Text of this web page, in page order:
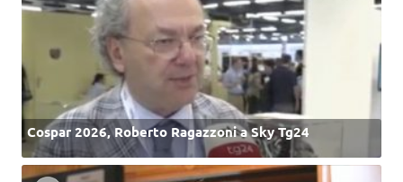
Cospar 2026, Roberto Ragazzoni a Sky Tg24